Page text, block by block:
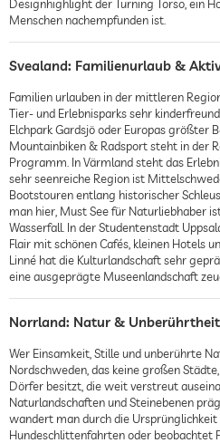
Designhighlight der Turning Torso, ein
Menschen nachempfunden ist.
Svealand: Familienurlaub &
Familien urlauben in der mittleren
Tier- und Erlebnisparks sehr
Elchpark Gardsjö oder Europas größter
Mountainbiken & Radsport steht in der
Programm. In Värmland steht das
sehr seenreiche Region ist
Bootstouren entlang historischer
man hier, Must See für Naturliebhaber
Wasserfall. In der Studentenstadt
Flair mit schönen Cafés, kleinen Hotels
Linné hat die Kulturlandschaft sehr
eine ausgeprägte Museenlandschaft
Norrland: Natur &
Wer Einsamkeit, Stille und unberührte
Nordschweden, das keine großen
Dörfer besitzt, die weit verstreut
Naturlandschaften und Steinebenen
wandert man durch die
Hundeschlittenfahrten oder beobachtet